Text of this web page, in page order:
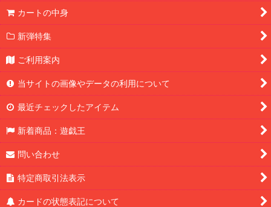
カートの中身
新弾特集
ご利用案内
当サイトの画像やデータの利用について
最近チェックしたアイテム
新着商品：遊戯王
問い合わせ
特定商取引法表示
カードの状態表記について